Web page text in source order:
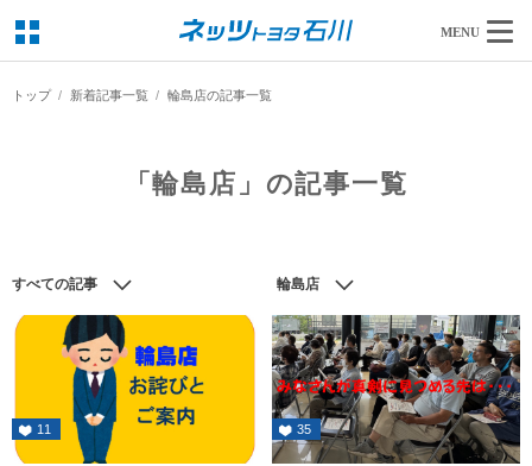
MENU
トップ 新着記事一覧 輪島店の記事一覧
「輪島店」の記事一覧
すべての記事 輪島店
11 35